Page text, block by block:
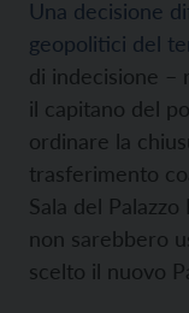
Una decisione
geopolitici del
di indecisione –
il capitano del
ordinare la
trasferimento
Sala del
non sarebbero
scelto il nuovo